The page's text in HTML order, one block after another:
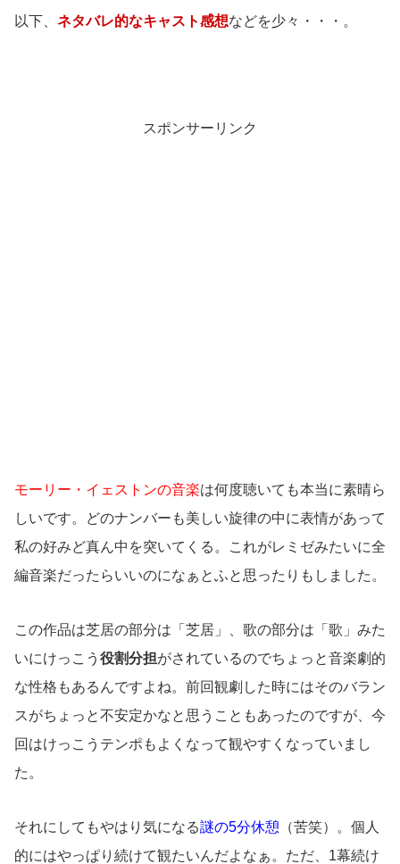
以下、 ネタバレ的なキャスト感想などを少々・・・。
スポンサーリンク
モーリー・イェストンの音楽は何度聴いても本当に素晴ら
しいです。どのナンバーも美しい旋律の中に表情があって
私の好みど真ん中を突いてくる。これがレミゼみたいに全
編音楽だったらいいのになぁとふと思ったりもしました。
この作品は芝居の部分は「芝居」、歌の部分は「歌」みた
いにけっこう 役割分担がされているのでちょっと音楽劇的
な性格もあるんですよね。前回観劇した時にはそのバラン
スがちょっと不安定かなと思うこともあったのですが、今
回はけっこうテンポもよくなって観やすくなっていまし
た。
それにしてもやはり気になる謎の5分休憩 （苦笑）。個人
的にはやっぱり続けて観たいんだよなぁ。ただ、1幕続け